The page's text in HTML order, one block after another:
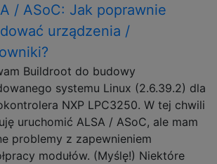
/ ASoC: Jak poprawnie
urządzenia /
Buildroot do budowy
systemu Linux (2.6.39.2) dla
NXP LPC3250. W tej chwili
uruchomić ALSA / ASoC, ale mam
problemy z zapewnieniem
modułów. (Myślę!) Niektóre